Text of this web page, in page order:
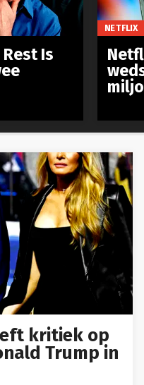
kritiek op
Trump in
Is
NETFLIX